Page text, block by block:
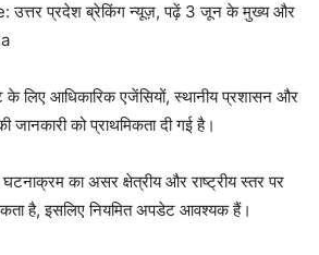
उत्तर प्रदेश ब्रेकिंग न्यूज़, पढ़ें 3 जून के मुख्य और
के लिए आधिकारिक एजेंसियों, स्थानीय प्रशासन और
जानकारी को प्राथमिकता दी गई है।
घटनाक्रम का असर क्षेत्रीय और राष्ट्रीय स्तर पर
है, इसलिए नियमित अपडेट आवश्यक हैं।